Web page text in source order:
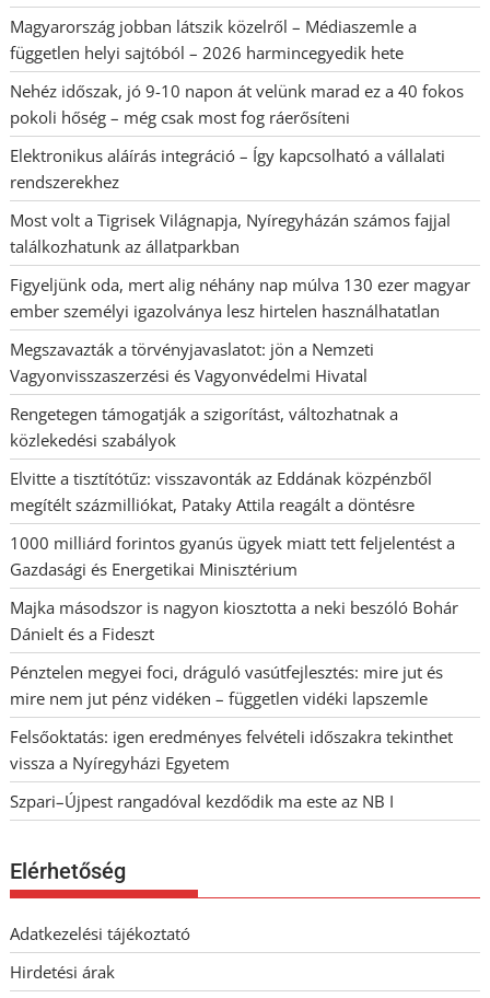
Magyarország jobban látszik közelről – Médiaszemle a
független helyi sajtóból – 2026 harmincegyedik hete
Nehéz időszak, jó 9-10 napon át velünk marad ez a 40 fokos
pokoli hőség – még csak most fog ráerősíteni
Elektronikus aláírás integráció – Így kapcsolható a vállalati
rendszerekhez
Most volt a Tigrisek Világnapja, Nyíregyházán számos fajjal
találkozhatunk az állatparkban
Figyeljünk oda, mert alig néhány nap múlva 130 ezer magyar
ember személyi igazolványa lesz hirtelen használhatatlan
Megszavazták a törvényjavaslatot: jön a Nemzeti
Vagyonvisszaszerzési és Vagyonvédelmi Hivatal
Rengetegen támogatják a szigorítást, változhatnak a
közlekedési szabályok
Elvitte a tisztítótűz: visszavonták az Eddának közpénzből
megítélt százmilliókat, Pataky Attila reagált a döntésre
1000 milliárd forintos gyanús ügyek miatt tett feljelentést a
Gazdasági és Energetikai Minisztérium
Majka másodszor is nagyon kiosztotta a neki beszóló Bohár
Dánielt és a Fideszt
Pénztelen megyei foci, dráguló vasútfejlesztés: mire jut és
mire nem jut pénz vidéken – független vidéki lapszemle
Felsőoktatás: igen eredményes felvételi időszakra tekinthet
vissza a Nyíregyházi Egyetem
Szpari–Újpest rangadóval kezdődik ma este az NB I
Elérhetőség
Adatkezelési tájékoztató
Hirdetési árak